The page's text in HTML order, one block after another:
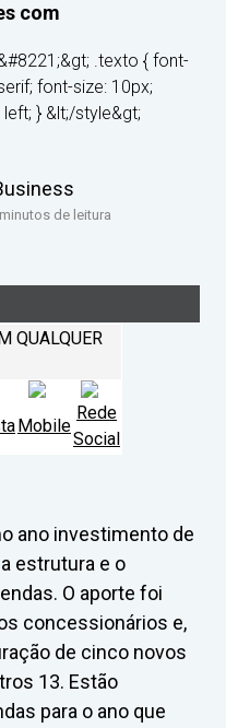
com
.texto { font-
font-size: 10px;
} &lt;/style&gt;
minutos de leitura
QUALQUER
Mobile
Rede
Social
ano investimento de
estrutura e o
O aporte foi
concessionários e,
de cinco novos
13. Estão
para o ano que